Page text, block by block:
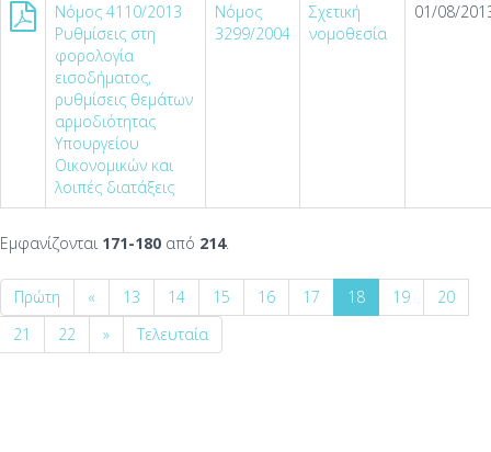
Νόμος 4110/2013
Ρυθμίσεις στη
φορολογία
εισοδήματος,
ρυθμίσεις θεμάτων
αρμοδιότητας
Υπουργείου
Οικονομικών και
λοιπές διατάξεις
Νόμος
3299/2004
Σχετική
νομοθεσία
01/08/
Εμφανίζονται 171-180 από 214.
Πρώτη « 13 14 15 16 17 18 19
20
21
22 » Τελευταία